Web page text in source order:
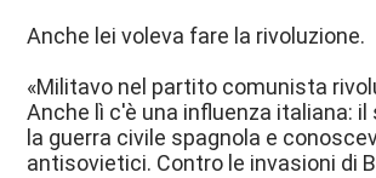
Anche lei voleva fare la rivoluzione.
«Militavo nel partito comunista
Anche lì c'è una influenza italiana:
la guerra civile spagnola e
antisovietici. Contro le invasioni di